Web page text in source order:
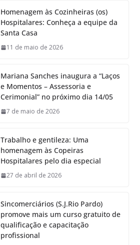
Homenagem às Cozinheiras (os)
Hospitalares: Conheça a equipe da
Santa Casa
11 de maio de 2026
Mariana Sanches inaugura a “Laços
e Momentos – Assessoria e
Cerimonial” no próximo dia 14/05
7 de maio de 2026
Trabalho e gentileza: Uma
homenagem às Copeiras
Hospitalares pelo dia especial
27 de abril de 2026
Sincomerciários (S.J.Rio Pardo)
promove mais um curso gratuito de
qualificação e capacitação
profissional